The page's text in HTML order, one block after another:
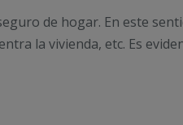
de hogar. En este
la vivienda, etc. Es